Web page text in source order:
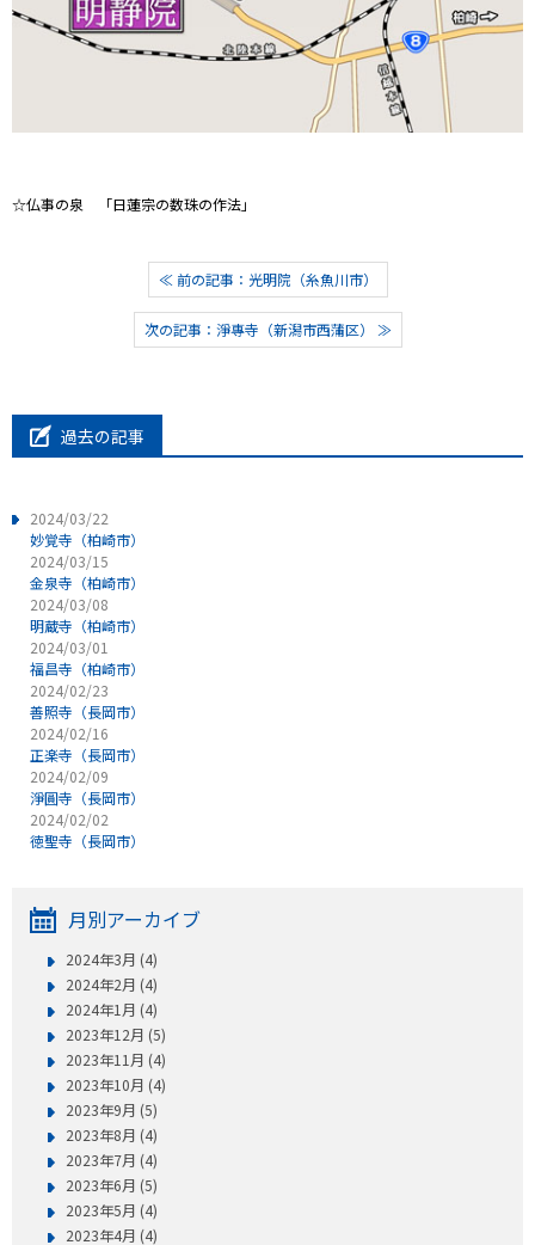
☆仏事の泉 「日蓮宗の数珠の作法」
≪ 前の記事：光明院（糸魚川市）
次の記事：淨專寺（新潟市西蒲区） ≫
過去の記事
2024/03/22
妙覚寺（柏崎市）
2024/03/15
金泉寺（柏崎市）
2024/03/08
明蔵寺（柏崎市）
2024/03/01
福昌寺（柏崎市）
2024/02/23
善照寺（長岡市）
2024/02/16
正楽寺（長岡市）
2024/02/09
淨圓寺（長岡市）
2024/02/02
徳聖寺（長岡市）
月別アーカイブ
2024年3月 (4)
2024年2月 (4)
2024年1月 (4)
2023年12月 (5)
2023年11月 (4)
2023年10月 (4)
2023年9月 (5)
2023年8月 (4)
2023年7月 (4)
2023年6月 (5)
2023年5月 (4)
2023年4月 (4)